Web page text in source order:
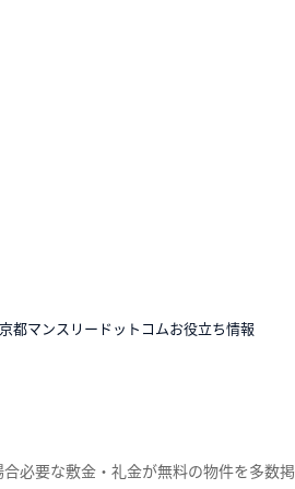
京都マンスリードットコムお役立ち情報
必要な敷金・礼金が無料の物件を多数掲